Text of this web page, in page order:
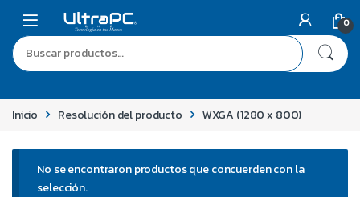
0
Inicio Resolución del producto WXGA (1280 x 800)
No se encontraron productos que concuerden con la
selección.